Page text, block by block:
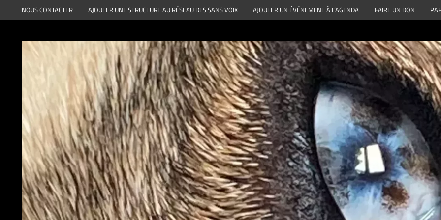
au
NOUS CONTACTER AJOUTER UNE STRUCTURE AU RÉSEAU DES SANS VOIX AJOUTER UN ÉVÉNEMENT À L’AGENDA FAIRE UN DON